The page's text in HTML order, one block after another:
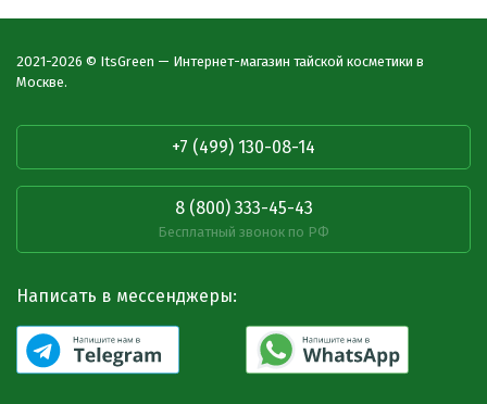
2021-2026 © ItsGreen — Интернет-магазин тайской косметики в
Москве.
+7 (499) 130-08-14
8 (800) 333-45-43
Бесплатный звонок по РФ
Написать в мессенджеры: